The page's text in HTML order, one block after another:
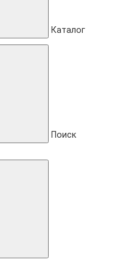
Каталог
Поиск